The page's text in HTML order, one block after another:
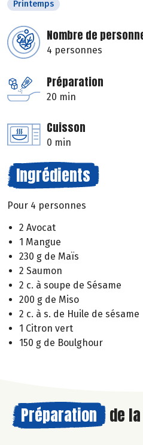
Printemps
Nombre de
4 personnes
Préparation
20 min
Cuisson
0 min
Ingrédients
Pour 4 personnes
2 Avocat
1 Mangue
230 g de Maïs
2 Saumon
2 c. à soupe de Sésame
200 g de Miso
2 c. à s. de Huile de sésame
1 Citron vert
150 g de Boulghour
Préparation de la